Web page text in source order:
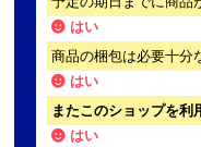
はい
商品の梱包は必要十分
はい
またこのショップを利
はい